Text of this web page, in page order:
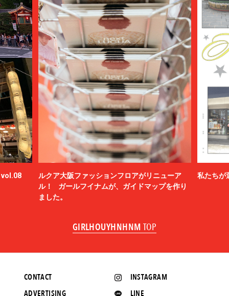
vol.08
ルクア大阪ファッションフロアがリニューア
ル！ ガールフイナムが、ガイドマップを作り
ました。
私たちが
GIRLHOUYHNHNM TOP
INSTAGRAM
LINE
CONTACT
ADVERTISING